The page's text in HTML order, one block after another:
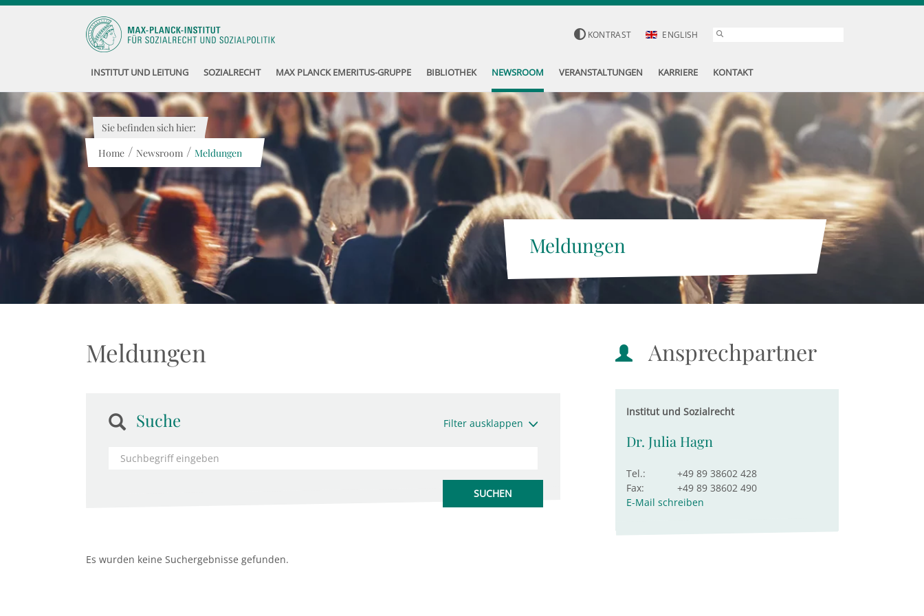
KONTRAST ENGLISH
INSTITUT UND LEITUNG SOZIALRECHT MAX PLANCK EMERITUS-GRUPPE BIBLIOTHEK NEWSROOM VERANSTALTUNGEN KARRIERE KONTAKT
Meldungen
Sie befinden sich hier:
Home / Newsroom / Meldungen
Meldungen
Suche Filter ausklappen
Es wurden keine Suchergebnisse gefunden.
Ansprechpartner
Institut und Sozialrecht
Dr. Julia Hagn
Tel.:
+49 89 38602 428
Fax:
+49 89 38602 490
E-Mail schreiben